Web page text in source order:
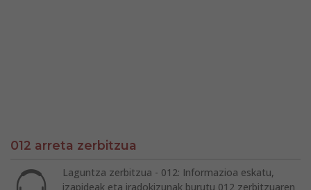
012 arreta zerbitzua
Laguntza zerbitzua - 012: Informazioa eskatu,
izapideak eta iradokizunak burutu 012 zerbitzuaren